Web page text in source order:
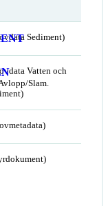
Sediment)
Vatten och
Slam.